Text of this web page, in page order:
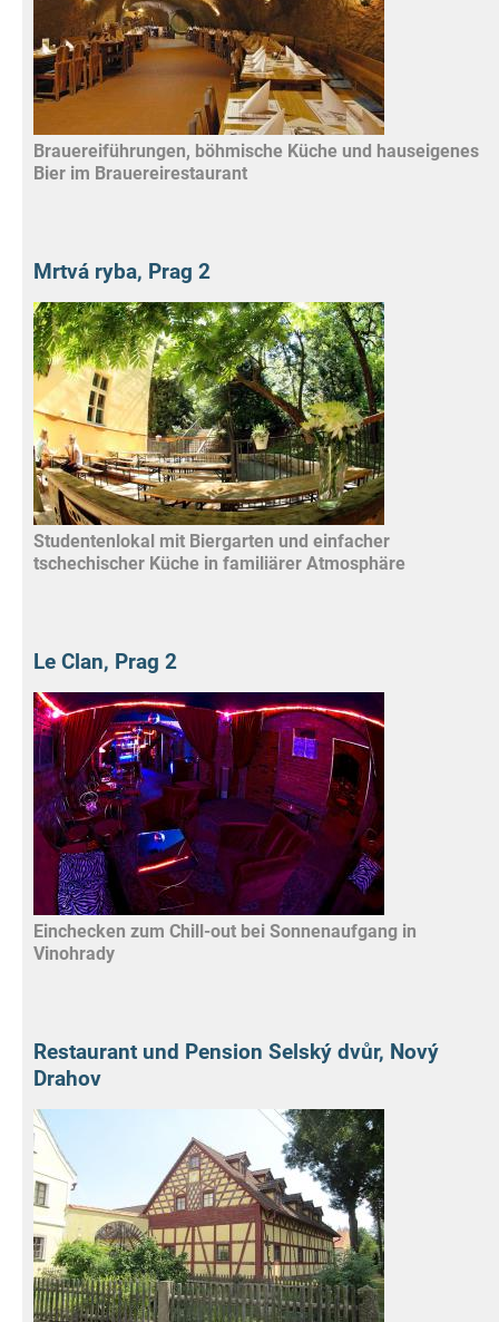
Brauereiführungen, böhmische Küche und hauseigenes
Bier im Brauereirestaurant
Mrtvá ryba, Prag 2
Studentenlokal mit Biergarten und einfacher
tschechischer Küche in familiärer Atmosphäre
Le Clan, Prag 2
Einchecken zum Chill-out bei Sonnenaufgang in
Vinohrady
Restaurant und Pension Selský dvůr, Nový
Drahov